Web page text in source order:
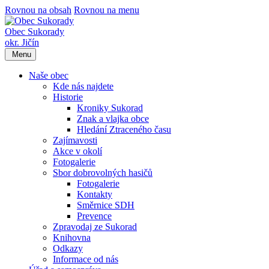
Rovnou na obsah Rovnou na menu
Obec Sukorady
okr. Jičín
Menu
Naše obec
Kde nás najdete
Historie
Kroniky Sukorad
Znak a vlajka obce
Hledání Ztraceného času
Zajímavosti
Akce v okolí
Fotogalerie
Sbor dobrovolných hasičů
Fotogalerie
Kontakty
Směrnice SDH
Prevence
Zpravodaj ze Sukorad
Knihovna
Odkazy
Informace od nás